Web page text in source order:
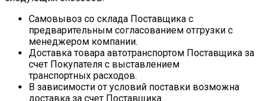
Самовывоз со склада Поставщика с
предварительным согласованием отгрузки с
менеджером компании.
Доставка товара автотранспортом Поставщика за
счет Покупателя с выставлением
транспортных расходов.
В зависимости от условий поставки возможна
доставка за счет Поставщика.